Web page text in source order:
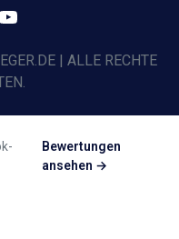
| ALLE RECHTE
YouTube
Bewertungen
ansehen →